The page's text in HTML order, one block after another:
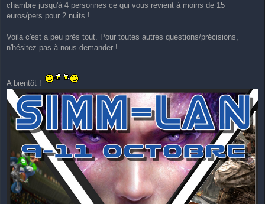
chambre jusqu'à 4 personnes ce qui vous revient à moins de 15
euros/pers pour 2 nuits !
Voila c'est a peu près tout. Pour toutes autres questions/précisions,
n'hésitez pas à nous demander !
A bientôt !